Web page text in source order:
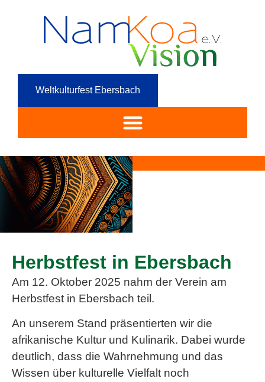
Weltkulturfest Ebersbach
Herbstfest in Ebersbach
Am 12. Oktober 2025 nahm der Verein am
Herbstfest in Ebersbach teil.
An unserem Stand präsentierten wir die
afrikanische Kultur und Kulinarik. Dabei wurde
deutlich, dass die Wahrnehmung und das
Wissen über kulturelle Vielfalt noch